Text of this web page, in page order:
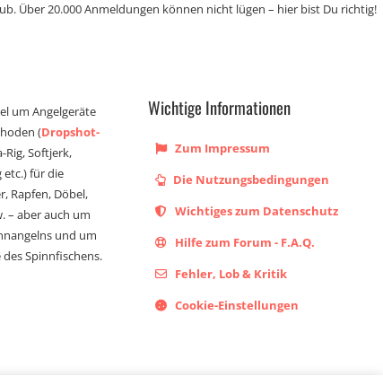
Über 20.000 Anmeldungen können nicht lügen – hier bist Du richtig!
um Angelgeräte
(Dropshot-
Rig, Softjerk,
etc.) für die
Rapfen, Döbel,
– aber auch um
und um
Spinnfischens.
Wichtige Informationen
Zum Impressum
Die Nutzungsbedingungen
Wichtiges zum Datenschutz
Hilfe zum Forum - F.A.Q.
Fehler, Lob & Kritik
Cookie-Einstellungen